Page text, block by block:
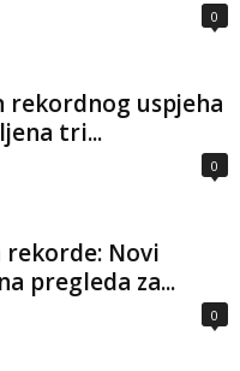
0
rekordnog uspjeha
tri...
0
Novi
pregleda za...
0